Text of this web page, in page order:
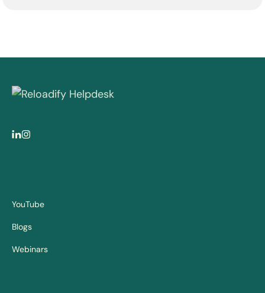
YouTube
Blogs
Webinars